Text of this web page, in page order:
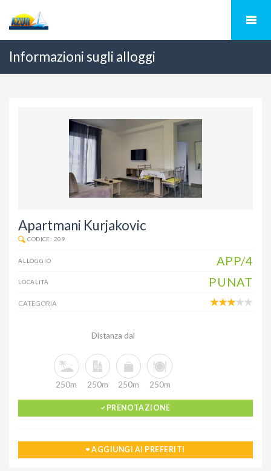
Informazioni sugli alloggi
Apartmani Kurjakovic
CODICE: 209
ALLOGGIO APP/4
LOCALITÀ PUNAT
CATEGORIA
Distanza dal
250m 250m 250m 250m
PRENOTAZIONE
AGGIUNGI AI PREFERITI